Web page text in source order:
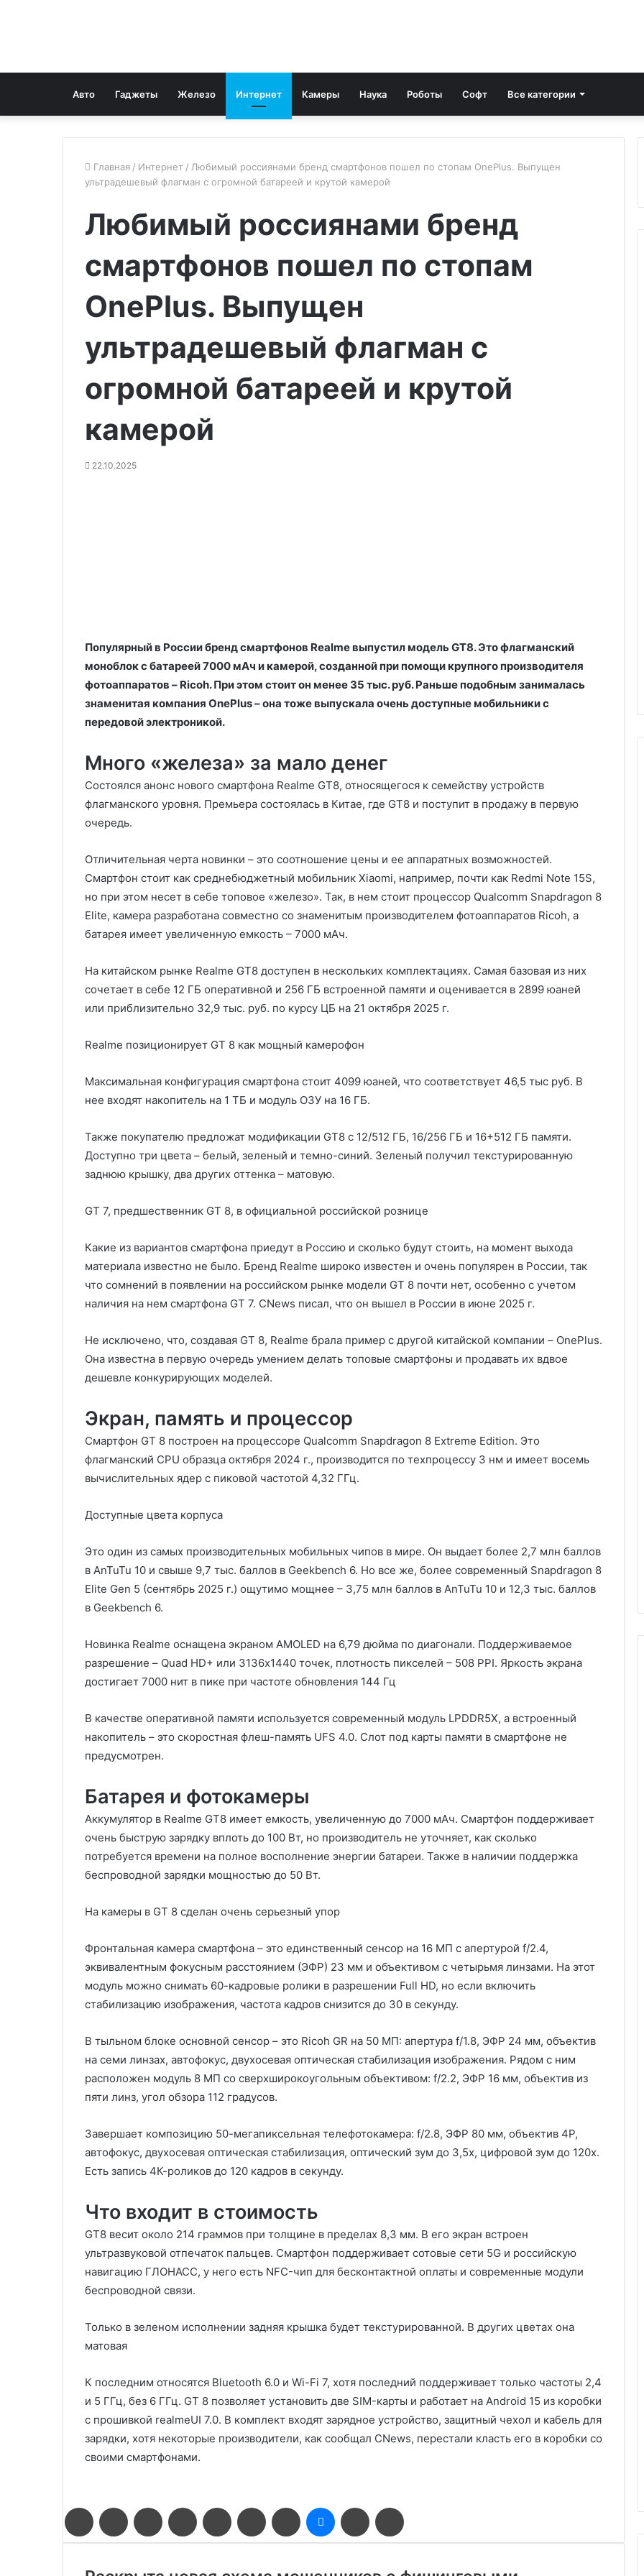
Авто Гаджеты Железо Интернет Камеры Наука Роботы Софт Все категории
Главная / Интернет / Любимый россиянами бренд смартфонов пошел по стопам OnePlus. Выпущен
ультрадешевый флагман с огромной батареей и крутой камерой
Любимый россиянами бренд
смартфонов пошел по стопам
OnePlus. Выпущен
ультрадешевый флагман с
огромной батареей и крутой
камерой
22.10.2025
Популярный в России бренд смартфонов Realme выпустил модель GT8. Это флагманский
моноблок с батареей 7000 мАч и камерой, созданной при помощи крупного производителя
фотоаппаратов – Ricoh. При этом стоит он менее 35 тыс. руб. Раньше подобным занималась
знаменитая компания OnePlus – она тоже выпускала очень доступные мобильники с
передовой электроникой.
Много «железа» за мало денег
Состоялся анонс нового смартфона Realme GT8, относящегося к семейству устройств
флагманского уровня. Премьера состоялась в Китае, где GT8 и поступит в продажу в первую
очередь.
Отличительная черта новинки – это соотношение цены и ее аппаратных возможностей.
Смартфон стоит как среднебюджетный мобильник Xiaomi, например, почти как Redmi Note 15S,
но при этом несет в себе топовое «железо». Так, в нем стоит процессор Qualcomm Snapdragon 8
Elite, камера разработана совместно со знаменитым производителем фотоаппаратов Ricoh, а
батарея имеет увеличенную емкость – 7000 мАч.
На китайском рынке Realme GT8 доступен в нескольких комплектациях. Самая базовая из них
сочетает в себе 12 ГБ оперативной и 256 ГБ встроенной памяти и оценивается в 2899 юаней
или приблизительно 32,9 тыс. руб. по курсу ЦБ на 21 октября 2025 г.
Realme позиционирует GT 8 как мощный камерофон
Максимальная конфигурация смартфона стоит 4099 юаней, что соответствует 46,5 тыс руб. В
нее входят накопитель на 1 ТБ и модуль ОЗУ на 16 ГБ.
Также покупателю предложат модификации GT8 с 12/512 ГБ, 16/256 ГБ и 16+512 ГБ памяти.
Доступно три цвета – белый, зеленый и темно-синий. Зеленый получил текстурированную
заднюю крышку, два других оттенка – матовую.
GT 7, предшественник GT 8, в официальной российской рознице
Какие из вариантов смартфона приедут в Россию и сколько будут стоить, на момент выхода
материала известно не было. Бренд Realme широко известен и очень популярен в России, так
что сомнений в появлении на российском рынке модели GT 8 почти нет, особенно с учетом
наличия на нем смартфона GT 7. CNews писал, что он вышел в России в июне 2025 г.
Не исключено, что, создавая GT 8, Realme брала пример с другой китайской компании – OnePlus.
Она известна в первую очередь умением делать топовые смартфоны и продавать их вдвое
дешевле конкурирующих моделей.
Экран, память и процессор
Смартфон GT 8 построен на процессоре Qualcomm Snapdragon 8 Extreme Edition. Это
флагманский CPU образца октября 2024 г., производится по техпроцессу 3 нм и имеет восемь
вычислительных ядер с пиковой частотой 4,32 ГГц.
Доступные цвета корпуса
Это один из самых производительных мобильных чипов в мире. Он выдает более 2,7 млн баллов
в AnTuTu 10 и свыше 9,7 тыс. баллов в Geekbench 6. Но все же, более современный Snapdragon 8
Elite Gen 5 (сентябрь 2025 г.) ощутимо мощнее – 3,75 млн баллов в AnTuTu 10 и 12,3 тыс. баллов
в Geekbench 6.
Новинка Realme оснащена экраном AMOLED на 6,79 дюйма по диагонали. Поддерживаемое
разрешение – Quad HD+ или 3136х1440 точек, плотность пикселей – 508 PPI. Яркость экрана
достигает 7000 нит в пике при частоте обновления 144 Гц
В качестве оперативной памяти используется современный модуль LPDDR5X, а встроенный
накопитель – это скоростная флеш-память UFS 4.0. Слот под карты памяти в смартфоне не
предусмотрен.
Батарея и фотокамеры
Аккумулятор в Realme GT8 имеет емкость, увеличенную до 7000 мАч. Смартфон поддерживает
очень быструю зарядку вплоть до 100 Вт, но производитель не уточняет, как сколько
потребуется времени на полное восполнение энергии батареи. Также в наличии поддержка
беспроводной зарядки мощностью до 50 Вт.
На камеры в GT 8 сделан очень серьезный упор
Фронтальная камера смартфона – это единственный сенсор на 16 МП с апертурой f/2.4,
эквивалентным фокусным расстоянием (ЭФР) 23 мм и объективом с четырьмя линзами. На этот
модуль можно снимать 60-кадровые ролики в разрешении Full HD, но если включить
стабилизацию изображения, частота кадров снизится до 30 в секунду.
В тыльном блоке основной сенсор – это Ricoh GR на 50 МП: апертура f/1.8, ЭФР 24 мм, объектив
на семи линзах, автофокус, двухосевая оптическая стабилизация изображения. Рядом с ним
расположен модуль 8 МП со сверхширокоугольным объективом: f/2.2, ЭФР 16 мм, объектив из
пяти линз, угол обзора 112 градусов.
Завершает композицию 50-мегапиксельная телефотокамера: f/2.8, ЭФР 80 мм, объектив 4P,
автофокус, двухосевая оптическая стабилизация, оптический зум до 3,5x, цифровой зум до 120x.
Есть запись 4К-роликов до 120 кадров в секунду.
Что входит в стоимость
GT8 весит около 214 граммов при толщине в пределах 8,3 мм. В его экран встроен
ультразвуковой отпечаток пальцев. Смартфон поддерживает сотовые сети 5G и российскую
навигацию ГЛОНАСС, у него есть NFC-чип для бесконтактной оплаты и современные модули
беспроводной связи.
Только в зеленом исполнении задняя крышка будет текстурированной. В других цветах она
матовая
К последним относятся Bluetooth 6.0 и Wi-Fi 7, хотя последний поддерживает только частоты 2,4
и 5 ГГц, без 6 ГГц. GT 8 позволяет установить две SIM-карты и работает на Android 15 из коробки
с прошивкой realmeUI 7.0. В комплект входят зарядное устройство, защитный чехол и кабель для
зарядки, хотя некоторые производители, как сообщал CNews, перестали класть его в коробки со
своими смартфонами.
FacebookTwitter LinkedIn Pinterest Reddit ВконтактеОдноклассники
MessengerПоделиться
через
электронную